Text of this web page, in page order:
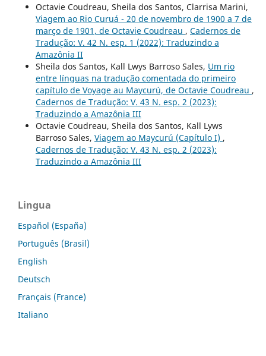
Octavie Coudreau, Sheila dos Santos, Clarrisa Marini,
Viagem ao Rio Curuá - 20 de novembro de 1900 a 7 de
março de 1901, de Octavie Coudreau , Cadernos de
Tradução: V. 42 N. esp. 1 (2022): Traduzindo a
Amazônia II
Sheila dos Santos, Kall Lwys Barroso Sales, Um rio
entre línguas na tradução comentada do primeiro
capítulo de Voyage au Maycurú, de Octavie Coudreau ,
Cadernos de Tradução: V. 43 N. esp. 2 (2023):
Traduzindo a Amazônia III
Octavie Coudreau, Sheila dos Santos, Kall Lyws
Barroso Sales, Viagem ao Maycurú (Capítulo I) ,
Cadernos de Tradução: V. 43 N. esp. 2 (2023):
Traduzindo a Amazônia III
Lingua
Español (España)
Português (Brasil)
English
Deutsch
Français (France)
Italiano